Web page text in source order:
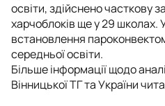
освіти, здійснено часткову
харчоблоків ще у 29 школах.
встановлення
середньої освіти.
Більше інформації щодо
Вінницької ТГ та України